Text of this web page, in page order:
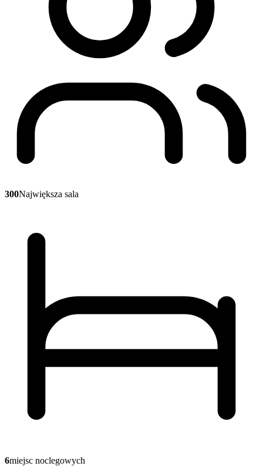
300Największa sala
6miejsc noclegowych